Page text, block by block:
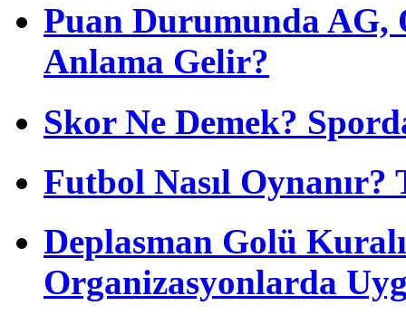
Puan Durumunda AG,
Anlama Gelir?
Skor Ne Demek?
Futbol Nasıl
Deplasman Golü
Organizasyonlarda